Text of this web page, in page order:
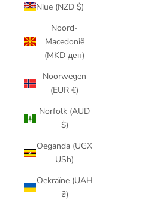
Niue (NZD $)
Noord-
Macedonië
(MKD ден)
Noorwegen
(EUR €)
Norfolk (AUD
$)
Oeganda (UGX
USh)
Oekraïne (UAH
₴)